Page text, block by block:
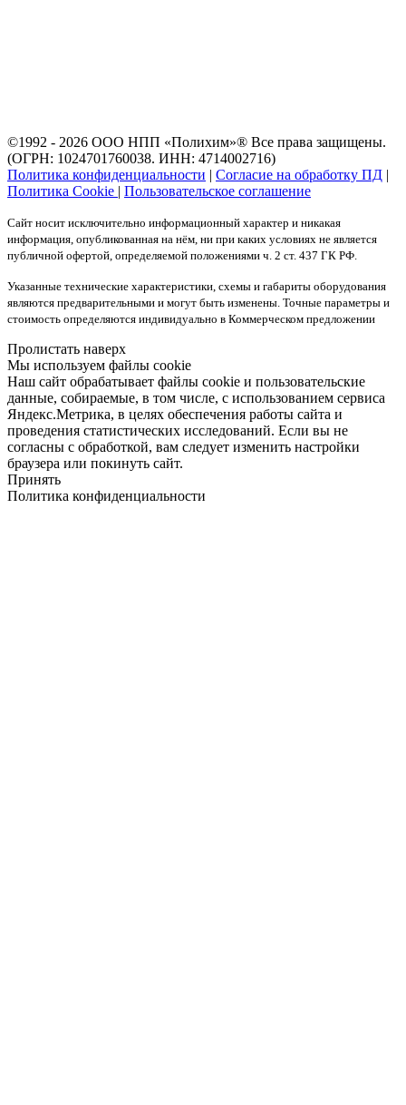
©1992 - 2026 ООО НПП «Полихим»® Все права защищены.
(ОГРН: 1024701760038. ИНН: 4714002716)
Политика конфиденциальности | Согласие на обработку ПД |
Политика Cookie | Пользовательское соглашение
Сайт носит исключительно информационный характер и никакая
информация, опубликованная на нём, ни при каких условиях не является
публичной офертой, определяемой положениями ч. 2 ст. 437 ГК РФ.
Указанные технические характеристики, схемы и габариты оборудования
являются предварительными и могут быть изменены. Точные параметры и
стоимость определяются индивидуально в Коммерческом предложении
Пролистать наверх
Мы используем файлы cookie
Наш сайт обрабатывает файлы cookie и пользовательские
данные, собираемые, в том числе, с использованием сервиса
Яндекс.Метрика, в целях обеспечения работы сайта и
проведения статистических исследований. Если вы не
согласны с обработкой, вам следует изменить настройки
браузера или покинуть сайт.
Принять
Политика конфиденциальности